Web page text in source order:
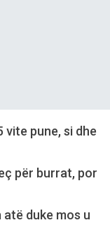
pune, si dhe
për burrat, por
duke mos u